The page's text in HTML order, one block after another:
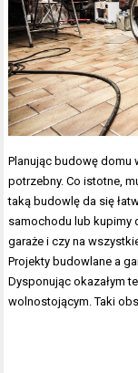
Planując budowę domu
potrzebny. Co istotne,
taką budowlę da się
samochodu lub kupimy
garaże i czy na
Projekty budowlane a
Dysponując okazałym
wolnostojącym. Taki